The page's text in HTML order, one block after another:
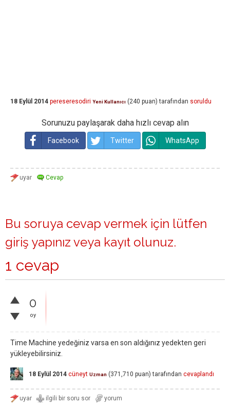
18 Eylül 2014 pereseresodiri Yeni Kullanıcı (240 puan) tarafından soruldu
Sorunuzu paylaşarak daha hızlı cevap alın
Facebook Twitter WhatsApp
Bu soruya cevap vermek için lütfen
giriş yapınız veya kayıt olunuz.
1 cevap
0
oy
Time Machine yedeğiniz varsa en son aldığınız yedekten geri
yükleyebilirsiniz.
18 Eylül 2014 cüneyt Uzman (371,710 puan) tarafından cevaplandı